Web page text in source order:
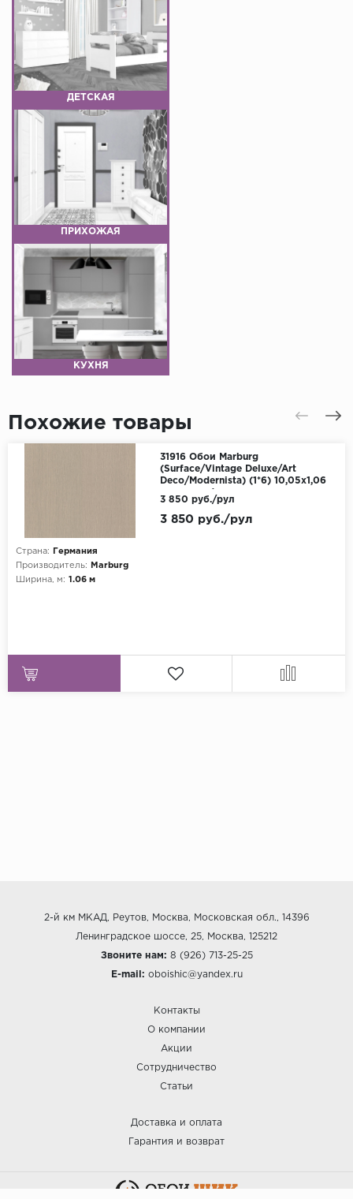
ДЕТСКАЯ
ПРИХОЖАЯ
КУХНЯ
Похожие товары
31916 Обои Marburg
(Surface/Vintage Deluxe/Art
Deco/Modernista) (1*6) 10,05x1,06
винил на флизелине
Страна:
Германия
Производитель:
Marburg
Ширина, м: 1.06 м
3 850 руб./рул
3 850 руб./рул
2-й км МКАД, Реутов, Москва, Московская обл., 14396
Ленинградское шоссе, 25, Москва, 125212
Звоните нам: 8 (926) 713-25-25
E-mail: oboishic@yandex.ru
Контакты
О компании
Акции
Сотрудничество
Статьи
Доставка и оплата
Гарантия и возврат